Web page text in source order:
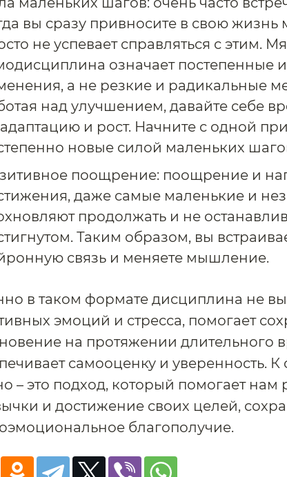
вы сразу привносите в свою жизнь
не успевает справляться с этим.
означает постепенные
а не резкие и радикальные
над улучшением, давайте себе
и рост. Начните с одной
новые силой маленьких
поощрение: поощрение и
даже самые маленькие и
продолжать и не
Таким образом, вы
связь и меняете мышление.
в таком формате дисциплина не
эмоций и стресса, помогает
на протяжении длительного
самооценку и уверенность.
– это подход, который помогает нам
и достижение своих целей,
благополучие.